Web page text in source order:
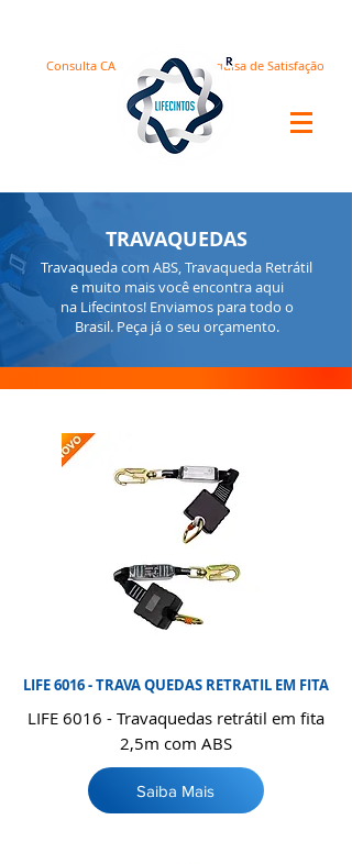
Pesquisa de Satisfação
Consulta CA
TRAVAQUEDAS
Travaqueda com ABS, Travaqueda Retrátil
e muito mais você encontra aqui
na Lifecintos! Enviamos para todo o
Brasil. Peça já o seu orçamento.
LIFE 6016 - TRAVA QUEDAS RETRATIL EM FITA
LIFE 6016 - Travaquedas retrátil em fita
2,5m com ABS
Saiba Mais